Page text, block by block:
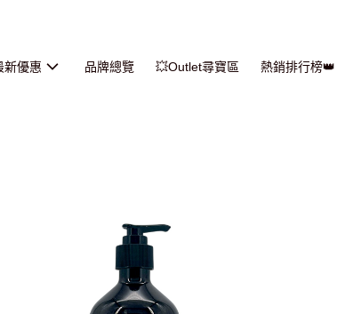
新優惠 品牌總覽 💥Outlet尋寶區 熱銷排行榜👑